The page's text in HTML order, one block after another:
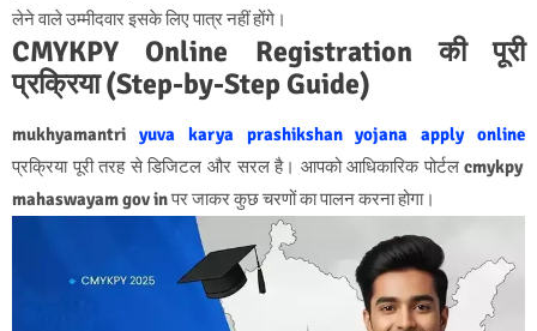
लेने वाले उम्मीदवार इसके लिए पात्र नहीं होंगे।
CMYKPY Online Registration की पूरी
प्रक्रिया (Step-by-Step Guide)
mukhyamantri yuva karya prashikshan yojana apply online
प्रक्रिया पूरी तरह से डिजिटल और सरल है। आपको आधिकारिक पोर्टलcmykpy
mahaswayam gov inपर जाकर कुछ चरणों का पालन करना होगा।